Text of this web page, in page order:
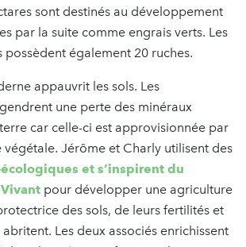
sont destinés au développement
par la suite comme engrais verts. Les
possèdent également 20 ruches.
appauvrit les sols. Les
une perte des minéraux
car celle-ci est approvisionnée par
végétale. Jérôme et Charly utilisent des
et s’inspirent du
pour développer une agriculture
des sols, de leurs fertilités et
abritent. Les deux associés enrichissent